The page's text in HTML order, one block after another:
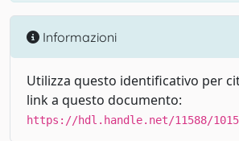
Informazioni
Utilizza questo identificativo per
link a questo documento:
https://hdl.handle.net/11588/